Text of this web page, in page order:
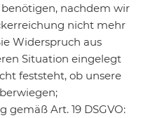
nachdem wir
nicht mehr
Widerspruch aus
Situation eingelegt
feststeht, ob unsere
Art. 19 DSGVO: